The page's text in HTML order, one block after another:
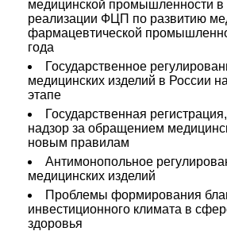
медицинской промышленности в
реализации ФЦП по развитию
фармацевтической
года
Государственное
медицинских изделий в России
этапе
Государственная
надзор за обращением
новым правилам
Антимонопольное
медицинских изделий
Проблемы формирования
инвестиционного климата в
здоровья